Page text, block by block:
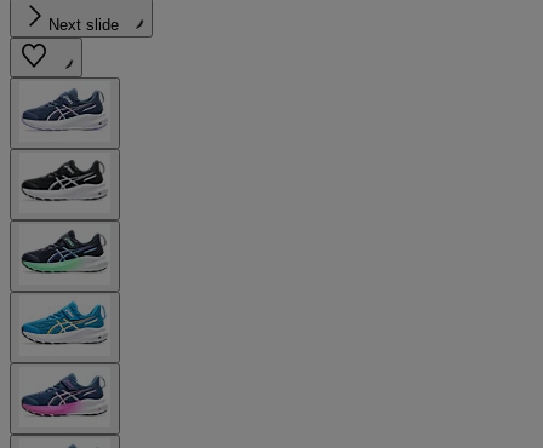
Next slide